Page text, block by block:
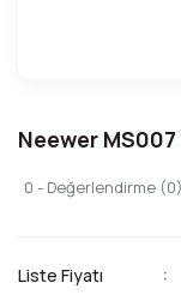
Neewer
0 - Değerlendirme (0)
Liste Fiyatı